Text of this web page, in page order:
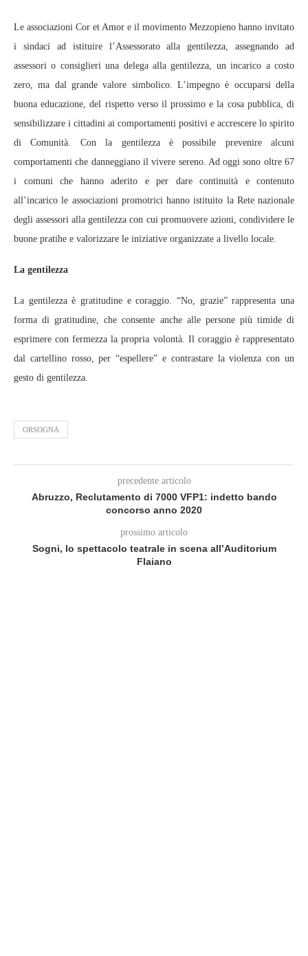
Le associazioni Cor et Amor e il movimento Mezzopieno hanno invitato
i sindaci ad istituire l’Assessorato alla gentilezza, assegnando ad
assessori o consiglieri una delega alla gentilezza, un incarico a costo
zero, ma dal grande valore simbolico. L’impegno è occuparsi della
buona educazione, del rispetto verso il prossimo e la cosa pubblica, di
sensibilizzare i cittadini ai comportamenti positivi e accrescere lo spirito
di Comunità. Con la gentilezza è possibile prevenire alcuni
comportamenti che danneggiano il vivere sereno. Ad oggi sono oltre 67
i comuni che hanno aderito e per dare continuità e contenuto
all’incarico le associazioni promotrici hanno istituito la Rete nazionale
degli assessori alla gentilezza con cui promuovere azioni, condividere le
buone pratihe e valorizzare le iniziative organizzate a livello locale.
La gentilezza
La gentilezza è gratitudine e coraggio. “No, grazie” rappresenta una
forma di gratitudine, che consente anche alle persone più timide di
esprimere con fermezza la propria volontà. Il coraggio è rappresentato
dal cartellino rosso, per “espellere” e contrastare la violenza con un
gesto di gentilezza.
ORSOGNA
precedente articolo
Abruzzo, Reclutamento di 7000 VFP1: indetto bando
concorso anno 2020
prossimo articolo
Sogni, lo spettacolo teatrale in scena all’Auditorium
Flaiano